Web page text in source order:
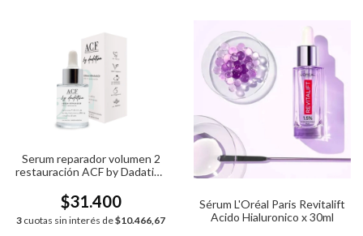
Serum reparador volumen 2
restauración ACF by Dadatina
$31.400
3 cuotas sin interés de$10.466,67
Sérum L'Oréal Paris Revitalift
Acido Hialuronico x 30ml